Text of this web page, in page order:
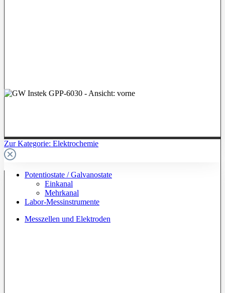
Zur Kategorie: Elektrochemie
Potentiostate / Galvanostate
Einkanal
Mehrkanal
Labor-Messinstrumente
Messzellen und Elektroden